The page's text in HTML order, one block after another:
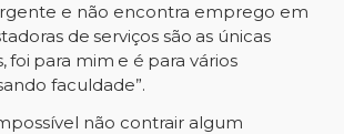
e não encontra emprego em
de serviços são as únicas
foi para mim e é para vários
faculdade”.
não contrair algum